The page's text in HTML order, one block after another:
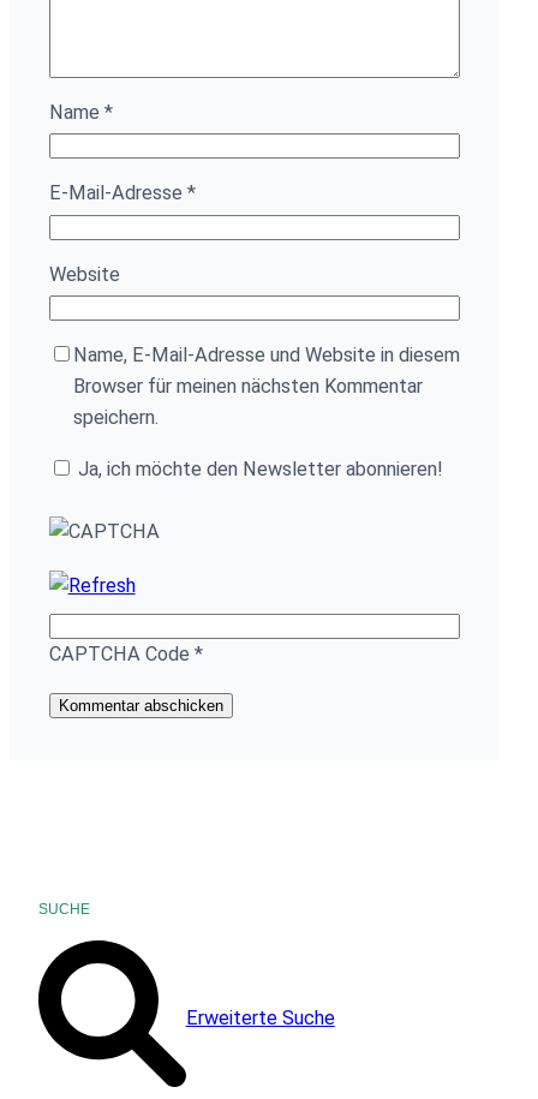
Name *
E-Mail-Adresse *
Website
Name, E-Mail-Adresse und Website in diesem
Browser für meinen nächsten Kommentar
speichern.
Ja, ich möchte den Newsletter abonnieren!
CAPTCHA Code *
SUCHE
Erweiterte Suche